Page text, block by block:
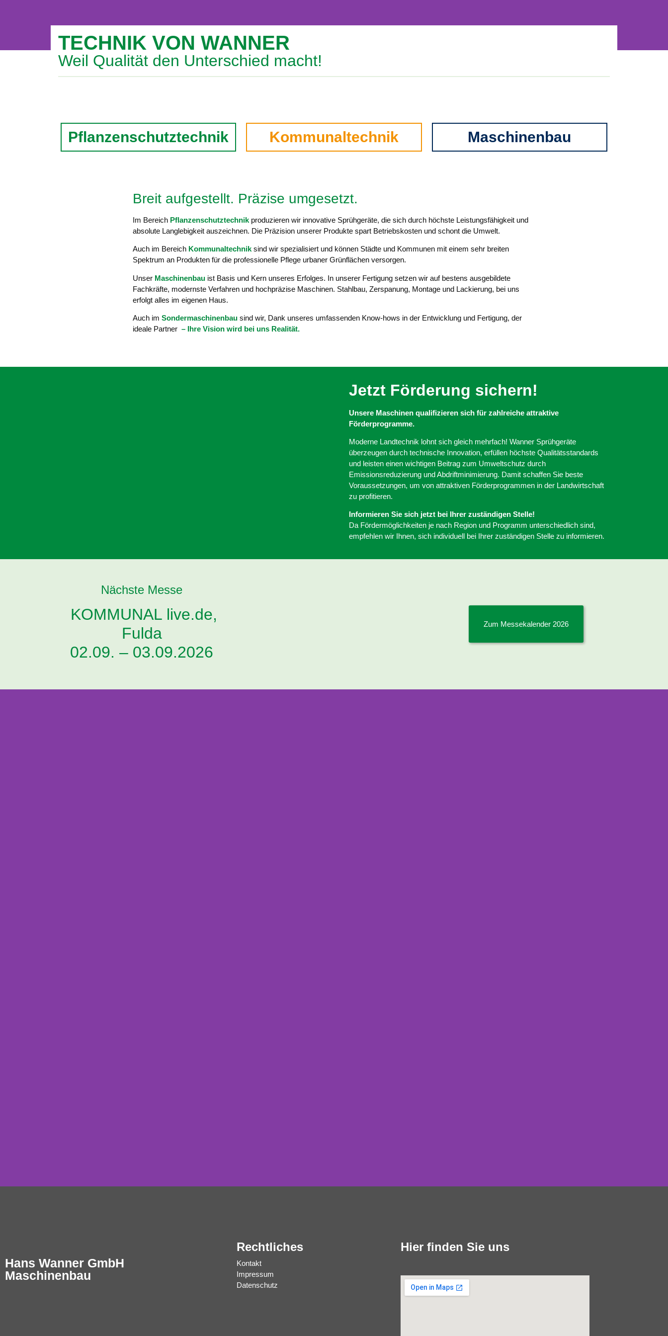
WIR MACHEN
EFFIZIENT, MODERN &
UMWELTFREUNDLICH
TECHNIK VON WANNER
Weil Qualität den Unterschied macht!
Pflanzenschutztechnik Kommunaltechnik Maschinenbau
Breit aufgestellt. Präzise umgesetzt.
Im Bereich Pflanzenschutztechnik produzieren wir innovative Sprühgeräte, die sich durch höchste Leistungsfähigkeit und
absolute Langlebigkeit auszeichnen. Die Präzision unserer Produkte spart Betriebskosten und schont die Umwelt.
Auch im Bereich Kommunaltechnik sind wir spezialisiert und können Städte und Kommunen mit einem sehr breiten
Spektrum an Produkten für die professionelle Pflege urbaner Grünflächen versorgen.
Unser Maschinenbau ist Basis und Kern unseres Erfolges. In unserer Fertigung setzen wir auf bestens ausgebildete
Fachkräfte, modernste Verfahren und hochpräzise Maschinen. Stahlbau, Zerspanung, Montage und Lackierung, bei uns
erfolgt alles im eigenen Haus.
Auch im Sondermaschinenbau sind wir, Dank unseres umfassenden Know-hows in der Entwicklung und Fertigung, der
ideale Partner – Ihre Vision wird bei uns Realität.
Jetzt Förderung sichern!
Unsere Maschinen qualifizieren sich für zahlreiche attraktive
Förderprogramme.
Moderne Landtechnik lohnt sich gleich mehrfach! Wanner Sprühgeräte
überzeugen durch technische Innovation, erfüllen höchste Qualitätsstandards
und leisten einen wichtigen Beitrag zum Umweltschutz durch
Emissionsreduzierung und Abdriftminimierung. Damit schaffen Sie beste
Voraussetzungen, um von attraktiven Förderprogrammen in der Landwirtschaft
zu profitieren.
Informieren Sie sich jetzt bei Ihrer zuständigen Stelle!
Da Fördermöglichkeiten je nach Region und Programm unterschiedlich sind,
empfehlen wir Ihnen, sich individuell bei Ihrer zuständigen Stelle zu informieren.
Nächste Messe
KOMMUNAL live.de,
Fulda
02.09. – 03.09.2026
Zum Messekalender 2026
SPRAYER INNOVATION
MADE IN GERMANY
Hans Wanner GmbH
Maschinenbau
Rechtliches
Kontakt
Impressum
Datenschutz
Hier finden Sie uns